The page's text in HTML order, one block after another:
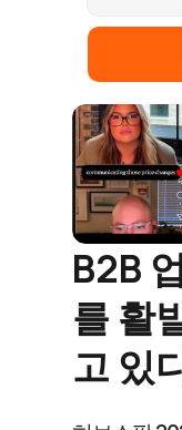
B2B
를 활
고 있